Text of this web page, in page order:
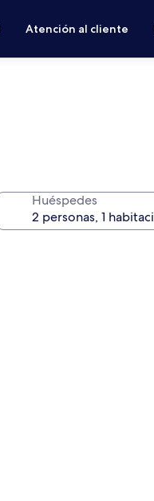
Atención al cliente
Huéspedes